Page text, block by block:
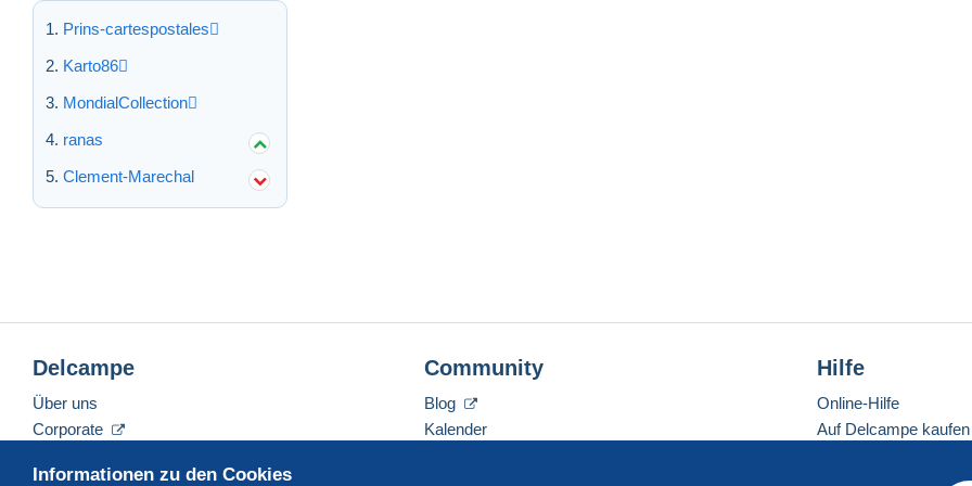
Prins-cartespostales
Karto86
MondialCollection
ranas
Clement-Marechal
Informationen zu den Cookies
Delcampe
Über uns
Corporate
Nehmen Sie Kontakt mit uns auf
Community
Blog
Kalender
Hilfe
Online-Hilfe
Auf Delcampe kaufen
Eine sichere Website